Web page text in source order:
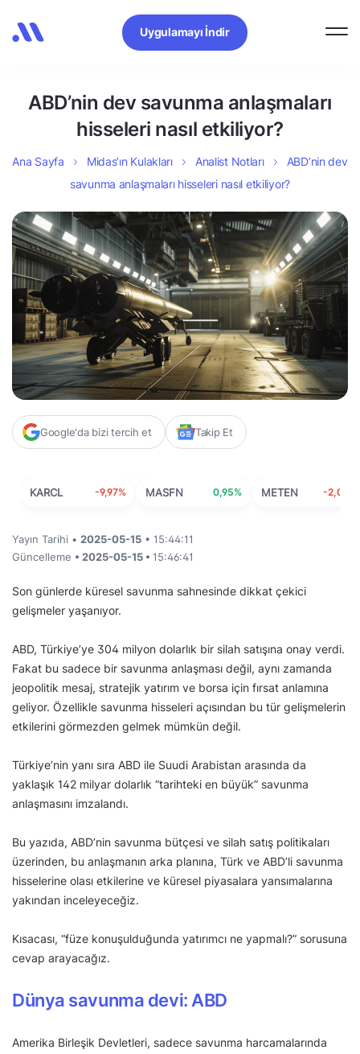
Uygulamayı İndir
ABD’nin dev savunma anlaşmaları
hisseleri nasıl etkiliyor?
Ana Sayfa Midas’ın Kulakları Analist Notları
ABD’nin dev
savunma anlaşmaları hisseleri nasıl etkiliyor?
Google'da bizi tercih et Takip Et
KARCL -9,97% MASFN 0,95% METEN -2,05%
Yayın Tarihi • 2025-05-15 • 15:44:11
Güncelleme • 2025-05-15 • 15:46:41
Son günlerde küresel savunma sahnesinde dikkat çekici
gelişmeler yaşanıyor.
ABD, Türkiye’ye 304 milyon dolarlık bir silah satışına onay verdi.
Fakat bu sadece bir savunma anlaşması değil, aynı zamanda
jeopolitik mesaj, stratejik yatırım ve borsa için fırsat anlamına
geliyor. Özellikle savunma hisseleri açısından bu tür gelişmelerin
etkilerini görmezden gelmek mümkün değil.
Türkiye’nin yanı sıra ABD ile Suudi Arabistan arasında da
yaklaşık 142 milyar dolarlık “tarihteki en büyük” savunma
anlaşmasını imzalandı.
Bu yazıda, ABD’nin savunma bütçesi ve silah satış politikaları
üzerinden, bu anlaşmanın arka planına, Türk ve ABD’li savunma
hisselerine olası etkilerine ve küresel piyasalara yansımalarına
yakından inceleyeceğiz.
Kısacası, “füze konuşulduğunda yatırımcı ne yapmalı?” sorusuna
cevap arayacağız.
Dünya savunma devi: ABD
Amerika Birleşik Devletleri, sadece savunma harcamalarında